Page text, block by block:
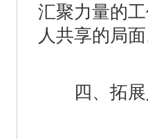
汇聚力量的
人共享的局
四、拓展